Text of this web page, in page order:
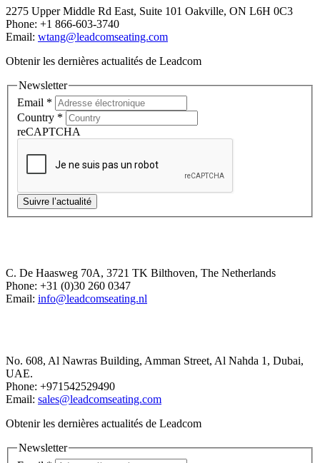
2275 Upper Middle Rd East, Suite 101 Oakville, ON L6H 0C3
Phone: +1 866-603-3740
Email: wtang@leadcomseating.com
Obtenir les dernières actualités de Leadcom
Newsletter
Email *
Country *
reCAPTCHA
Suivre l’actualité
C. De Haasweg 70A, 3721 TK Bilthoven, The Netherlands
Phone: +31 (0)30 260 0347
Email: info@leadcomseating.nl
No. 608, Al Nawras Building, Amman Street, Al Nahda 1, Dubai,
UAE.
Phone: +971542529490
Email: sales@leadcomseating.com
Obtenir les dernières actualités de Leadcom
Newsletter